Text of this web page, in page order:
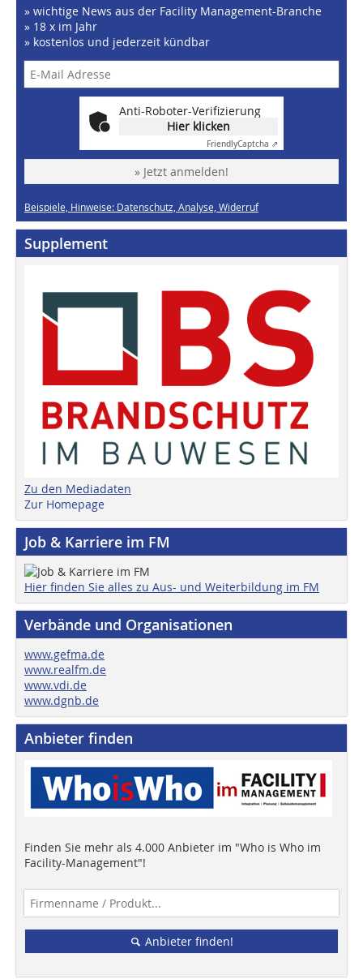
» wichtige News aus der Facility Management-Branche
» 18 x im Jahr
» kostenlos und jederzeit kündbar
Anti-Roboter-Verifizierung
Hier klicken
FriendlyCaptcha ⇗
» Jetzt anmelden!
Beispiele, Hinweise: Datenschutz, Analyse, Widerruf
Supplement
Zu den Mediadaten
Zur Homepage
Job & Karriere im FM
Hier finden Sie alles zu Aus- und Weiterbildung im FM
Verbände und Organisationen
www.gefma.de
www.realfm.de
www.vdi.de
www.dgnb.de
Anbieter finden
Finden Sie mehr als 4.000 Anbieter im "Who is Who im
Facility-Management"!
Anbieter finden!